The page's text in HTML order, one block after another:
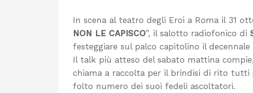
In scena al teatro degli Eroi a Roma il 31
NON LE CAPISCO”, il salotto radiofonico di
festeggiare sul palco capitolino il
Il talk più atteso del sabato mattina
chiama a raccolta per il brindisi di rito
folto numero dei suoi fedeli ascoltatori.